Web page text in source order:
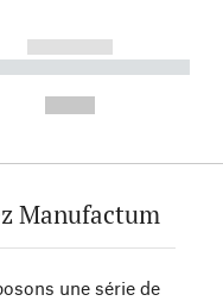
------------
----------- ----------
Manufactum
une série de